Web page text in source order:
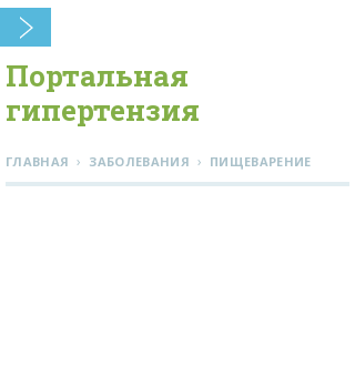
Портальная
гипертензия
ГЛАВНАЯ › ЗАБОЛЕВАНИЯ › ПИЩЕВАРЕНИЕ